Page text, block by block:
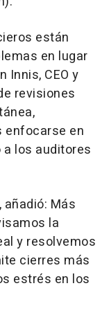
están
en lugar
Innis, CEO y
revisiones
enfocarse en
los auditores
añadió: Más
la
y resolvemos
cierres más
estrés en los